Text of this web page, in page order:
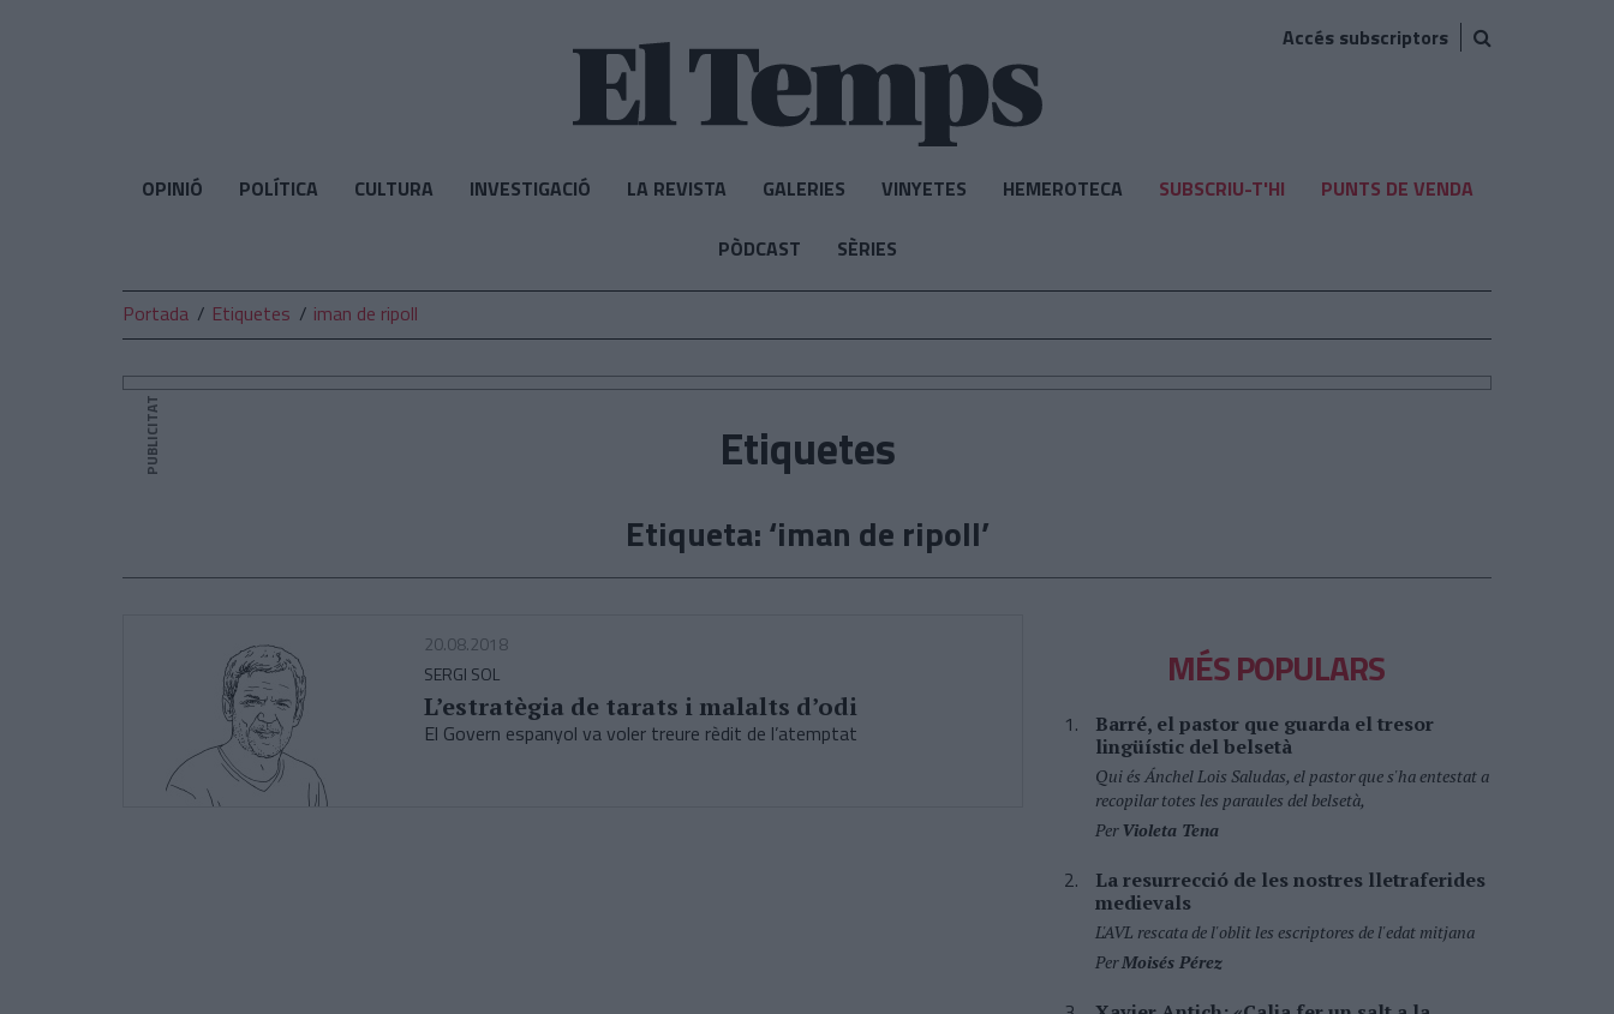
Accés subscriptors
OPINIÓ POLÍTICA CULTURA INVESTIGACIÓ LA REVISTA GALERIES VINYETES HEMEROTECA SUBSCRIU-T'HI PUNTS DE VENDA
PÒDCAST SÈRIES
Portada Etiquetes iman de ripoll
PUBLICITAT Etiquetes
Etiqueta: ‘iman de ripoll’
20.08.2018
SERGI SOL
L’estratègia de tarats i malalts d’odi
El Govern espanyol va voler treure rèdit de l’atemptat
MÉS POPULARS
Barré, el pastor que guarda el tresor
lingüístic del belsetà
Qui és Ánchel Lois Saludas, el pastor que s'ha entestat a
recopilar totes les paraules del belsetà,
PerVioleta Tena
La resurrecció de les nostres lletraferides
medievals
L'AVL rescata de l'oblit les escriptores de l'edat mitjana
PerMoisés Pérez